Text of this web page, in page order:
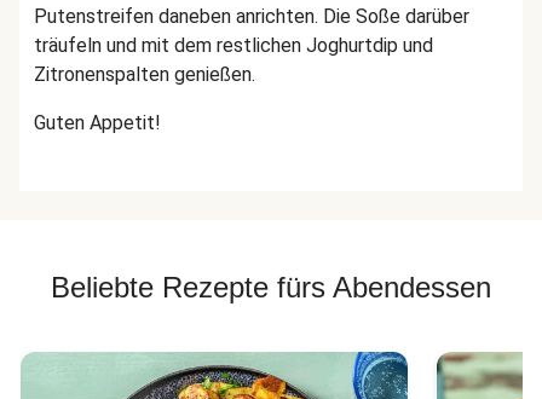
Putenstreifen daneben anrichten. Die Soße darüber
träufeln und mit dem restlichen Joghurtdip und
Zitronenspalten genießen.
Guten Appetit!
Beliebte Rezepte fürs Abendessen